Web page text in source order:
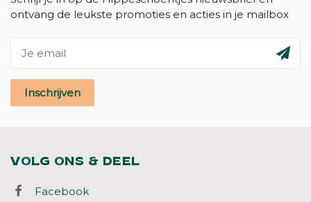
ontvang de leukste promoties en acties in je mailbox
Inschrijven
VOLG ONS & DEEL
Facebook